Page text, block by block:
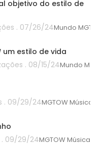
objetivo do estilo de
. 07/26/24Mundo
um estilo de vida
. 08/15/24Mundo
. 09/29/24MGTOW Músicas
. 09/29/24MGTOW Músicas